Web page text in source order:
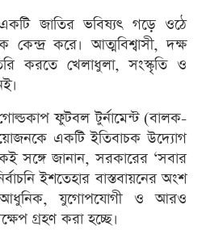
জাতির ভবিষ্যৎ গড়ে ওঠে
কেন্দ্র করে। আত্মবিশ্বাসী, দক্ষ
করতে খেলাধুলা, সংস্কৃতি ও
গোল্ডকাপ ফুটবল টুর্নামেন্ট (বালক-
একটি ইতিবাচক উদ্যোগ
সঙ্গে জানান, সরকারের ‘সবার
ইশতেহার বাস্তবায়নের অংশ
আধুনিক, যুগোপযোগী ও আরও
গ্রহণ করা হচ্ছে।